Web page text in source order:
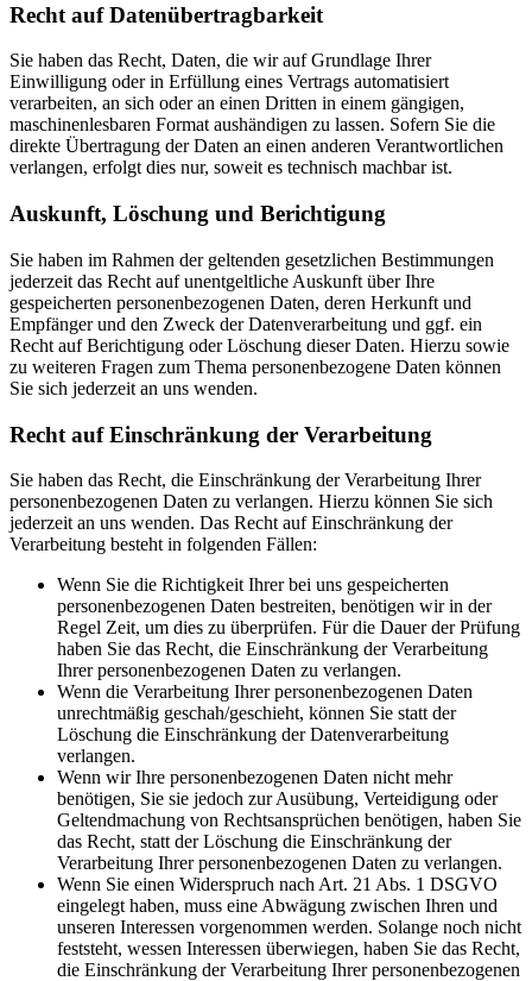
Recht auf Daten­übertrag­barkeit
Sie haben das Recht, Daten, die wir auf Grundlage Ihrer
Einwilligung oder in Erfüllung eines Vertrags automatisiert
verarbeiten, an sich oder an einen Dritten in einem gängigen,
maschinenlesbaren Format aushändigen zu lassen. Sofern Sie die
direkte Übertragung der Daten an einen anderen Verantwortlichen
verlangen, erfolgt dies nur, soweit es technisch machbar ist.
Auskunft, Löschung und Berichtigung
Sie haben im Rahmen der geltenden gesetzlichen Bestimmungen
jederzeit das Recht auf unentgeltliche Auskunft über Ihre
gespeicherten personenbezogenen Daten, deren Herkunft und
Empfänger und den Zweck der Datenverarbeitung und ggf. ein
Recht auf Berichtigung oder Löschung dieser Daten. Hierzu sowie
zu weiteren Fragen zum Thema personenbezogene Daten können
Sie sich jederzeit an uns wenden.
Recht auf Einschränkung der Verarbeitung
Sie haben das Recht, die Einschränkung der Verarbeitung Ihrer
personenbezogenen Daten zu verlangen. Hierzu können Sie sich
jederzeit an uns wenden. Das Recht auf Einschränkung der
Verarbeitung besteht in folgenden Fällen:
Wenn Sie die Richtigkeit Ihrer bei uns gespeicherten
personenbezogenen Daten bestreiten, benötigen wir in der
Regel Zeit, um dies zu überprüfen. Für die Dauer der Prüfung
haben Sie das Recht, die Einschränkung der Verarbeitung
Ihrer personenbezogenen Daten zu verlangen.
Wenn die Verarbeitung Ihrer personenbezogenen Daten
unrechtmäßig geschah/geschieht, können Sie statt der
Löschung die Einschränkung der Datenverarbeitung
verlangen.
Wenn wir Ihre personenbezogenen Daten nicht mehr
benötigen, Sie sie jedoch zur Ausübung, Verteidigung oder
Geltendmachung von Rechtsansprüchen benötigen, haben Sie
das Recht, statt der Löschung die Einschränkung der
Verarbeitung Ihrer personenbezogenen Daten zu verlangen.
Wenn Sie einen Widerspruch nach Art. 21 Abs. 1 DSGVO
eingelegt haben, muss eine Abwägung zwischen Ihren und
unseren Interessen vorgenommen werden. Solange noch nicht
feststeht, wessen Interessen überwiegen, haben Sie das Recht,
die Einschränkung der Verarbeitung Ihrer personenbezogenen